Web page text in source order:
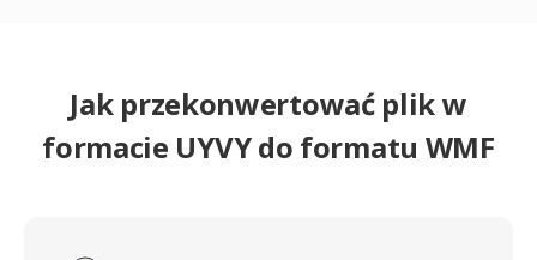
Jak przekonwertować plik w
formacie UYVY do formatu WMF